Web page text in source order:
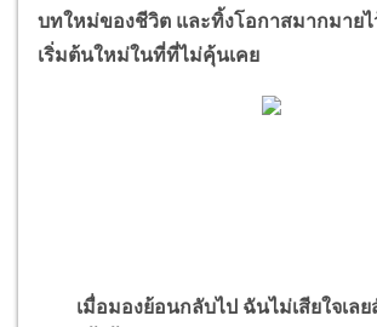
บทใหม่ของชีวิต และทิ้งโอกาสมากมายไ
เริ่มต้นใหม่ในที่ที่ไม่คุ้นเคย
เมื่อมองย้อนกลับไป ฉันไม่เสียใจเลย